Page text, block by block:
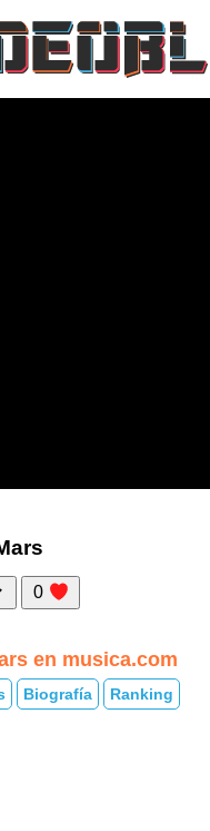
0
en musica.com
Biografía Ranking